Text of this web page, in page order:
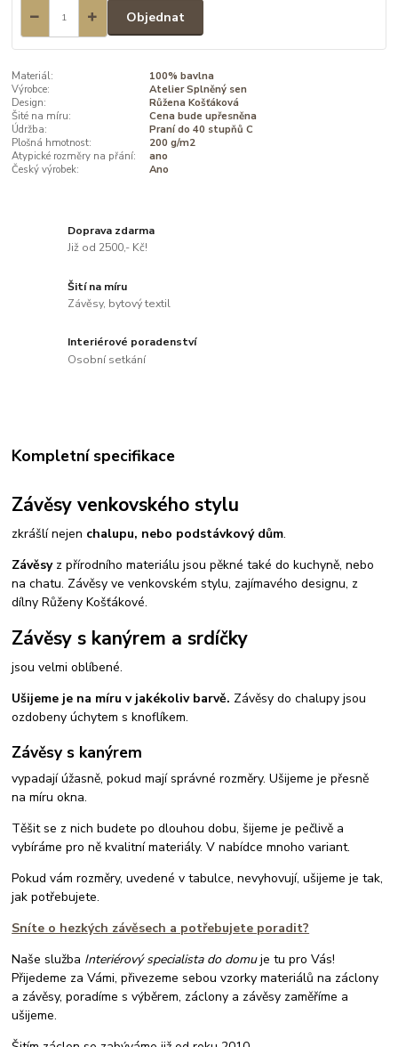
Objednat
Materiál:
100% bavlna
Výrobce:
Atelier Splněný sen
Design:
Růžena Košťáková
Šité na míru:
Cena bude upřesněna
Údržba:
Praní do 40 stupňů C
Plošná hmotnost:
200 g/m2
Atypické rozměry na přání:
ano
Český výrobek:
Ano
Doprava zdarma
Již od 2500,- Kč!
Šití na míru
Závěsy, bytový textil
Interiérové poradenství
Osobní setkání
Kompletní specifikace
Závěsy venkovského stylu
zkrášlí nejen chalupu, nebo podstávkový dům.
Závěsyz přírodního materiálu jsou pěkné také do kuchyně, nebo
na chatu. Závěsy ve venkovském stylu, zajímavého designu, z
dílny Růženy Košťákové.
Závěsy s kanýrem a srdíčky
jsou velmi oblíbené.
Ušijeme je na míru v jakékoliv barvě. Závěsy do chalupy jsou
ozdobeny úchytem s knoflíkem.
Závěsy s kanýrem
vypadají úžasně, pokud mají správné rozměry. Ušijeme je přesně
na míru okna.
Těšit se z nich budete po dlouhou dobu, šijeme je pečlivě a
vybíráme pro ně kvalitní materiály. V nabídce mnoho variant.
Pokud vám rozměry, uvedené v tabulce, nevyhovují, ušijeme je tak,
jak potřebujete.
Sníte o hezkých závěsech a potřebujete poradit?
Naše služba Interiérový specialista do domuje tu pro Vás!
Přijedeme za Vámi, přivezeme sebou vzorky materiálů na záclony
a závěsy, poradíme s výběrem, záclony a závěsy zaměříme a
ušijeme.